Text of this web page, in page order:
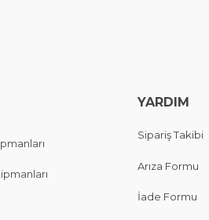
YARDIM
Sipariş Takibi
Arıza Formu
İade Formu